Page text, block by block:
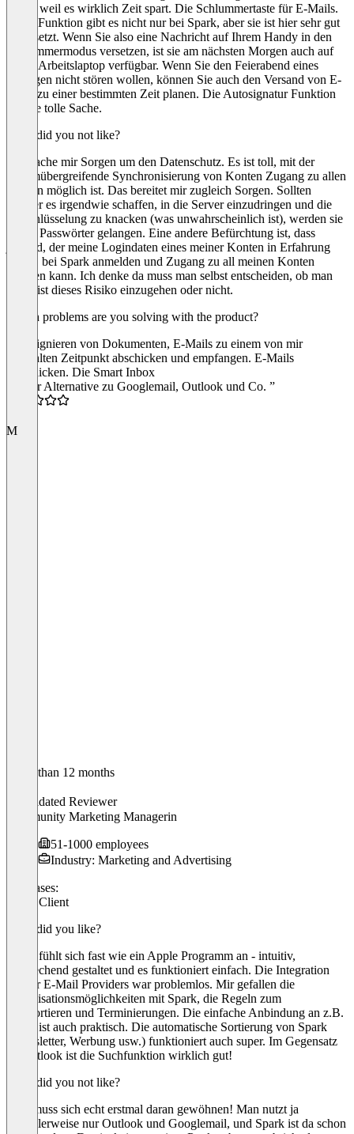
Sache weil es wirklich Zeit spart. Die Schlummertaste für E-Mails.
Diese Funktion gibt es nicht nur bei Spark, aber sie ist hier sehr gut
umgesetzt. Wenn Sie also eine Nachricht auf Ihrem Handy in den
Schlummermodus versetzen, ist sie am nächsten Morgen auch auf
Ihrem Arbeitslaptop verfügbar. Wenn Sie den Feierabend eines
Kollegen nicht stören wollen, können Sie auch den Versand von E-
Mails zu einer bestimmten Zeit planen. Die Autosignatur Funktion
ist eine tolle Sache.
What did you not like?
Ich mache mir Sorgen um den Datenschutz. Es ist toll, mit der
systemübergreifende Synchronisierung von Konten Zugang zu allen
Konten möglich ist. Das bereitet mir zugleich Sorgen. Sollten
Hacker es irgendwie schaffen, in die Server einzudringen und die
Verschlüsselung zu knacken (was unwahrscheinlich ist), werden sie
an die Passwörter gelangen. Eine andere Befürchtung ist, dass
jemand, der meine Logindaten eines meiner Konten in Erfahrung
bringt, bei Spark anmelden und Zugang zu all meinen Konten
erhalten kann. Ich denke da muss man selbst entscheiden, ob man
bereit ist dieses Risiko einzugehen oder nicht.
Which problems are you solving with the product?
Das Signieren von Dokumenten, E-Mails zu einem von mir
gewählten Zeitpunkt abschicken und empfangen. E-Mails
verschicken. Die Smart Inbox
“Super Alternative zu Googlemail, Outlook und Co. ”
M
Older than 12 months
Validated Reviewer
Community Marketing Managerin
51-1000 employees
Industry: Marketing and Advertising
Use cases:
Email Client
What did you like?
Spark fühlt sich fast wie ein Apple Programm an - intuitiv,
ansprechend gestaltet und es funktioniert einfach. Die Integration
meiner E-Mail Providers war problemlos. Mir gefallen die
Organisationsmöglichkeiten mit Spark, die Regeln zum
Wegsortieren und Terminierungen. Die einfache Anbindung an z.B.
Trello ist auch praktisch. Die automatische Sortierung von Spark
(Newsletter, Werbung usw.) funktioniert auch super. Im Gegensatz
zu Outlook ist die Suchfunktion wirklich gut!
What did you not like?
Man muss sich echt erstmal daran gewöhnen! Man nutzt ja
normalerweise nur Outlook und Googlemail, und Spark ist da schon